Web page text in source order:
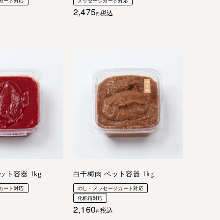
2,475 税込
ト容器 1kg
ート対応
白干梅肉 ペット容器 1kg
のし・メッセージカート対応
化粧箱対応
2,160 税込